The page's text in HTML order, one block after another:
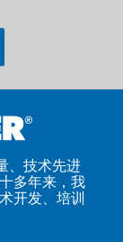
、技术先进
多年来，我
开发、培训